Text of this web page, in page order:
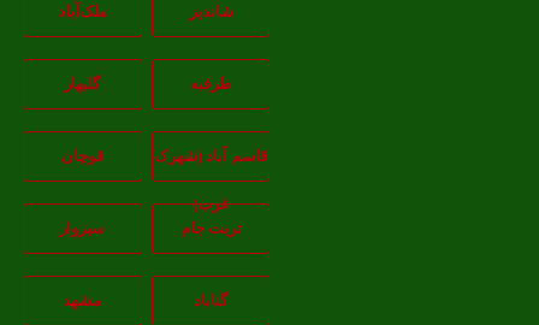
شاندیز ملک‌آباد
طرقبه گلبهار
قاسم آباد (شهرک
غرب)
قوچان
تربت جام سبزوار
گناباد مشهد